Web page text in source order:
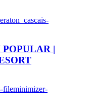
POPULAR |
fileminimizer-